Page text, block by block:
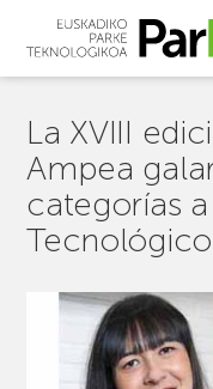
La XVIII
Ampea
categorías